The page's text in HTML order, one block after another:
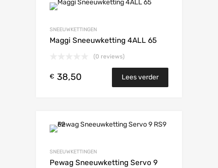
SNEEUWKETTINGEN
Maggi Sneeuwketting 4ALL 65
(0 reviews)
€ 38,50 Lees verder
SNEEUWKETTINGEN
Pewag Sneeuwketting Servo 9